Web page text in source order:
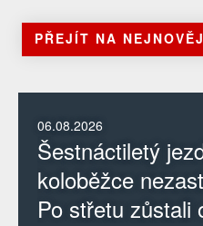
PŘEJÍT NA
06.08.2026
Šestnáctiletý
koloběžce
Po střetu zůstali